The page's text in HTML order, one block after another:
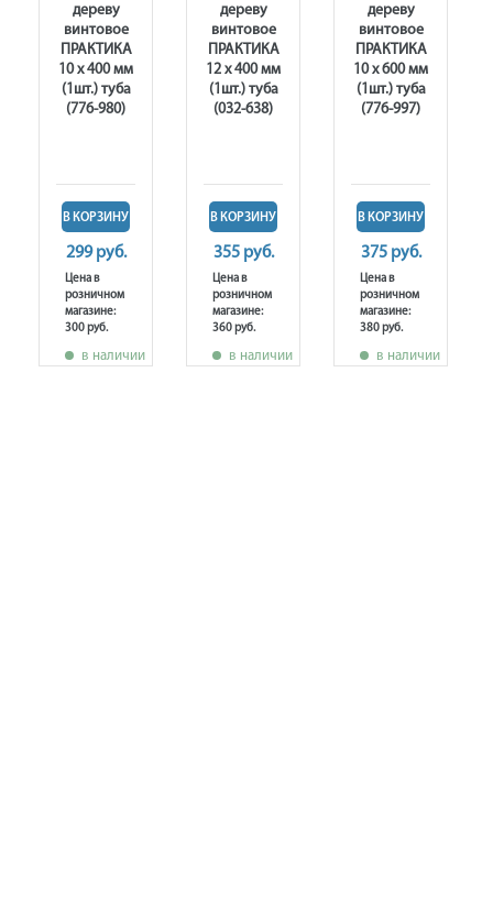
дереву
винтовое
ПРАКТИКА
10 х 400 мм
(1шт.) туба
(776-980)
В КОРЗИНУ
299 руб.
Цена в
розничном
магазине:
300 руб.
в наличии
дереву
винтовое
ПРАКТИКА
12 х 400 мм
(1шт.) туба
(032-638)
В КОРЗИНУ
355 руб.
Цена в
розничном
магазине:
360 руб.
в наличии
дереву
винтовое
ПРАКТИКА
10 х 600 мм
(1шт.) туба
(776-997)
В КОРЗИНУ
375 руб.
Цена в
розничном
магазине:
380 руб.
в наличии